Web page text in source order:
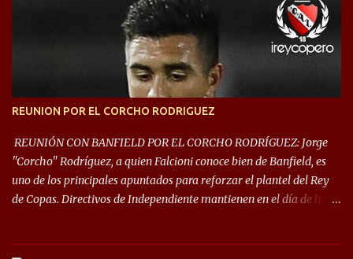
primeros de cada grupo jugarán los 8vos. con los 3ros. mejores de
las fases de grupos de la #CopaLibertadores 2021. ¡Este año hay
noche de Copas Rey! ⚽🇦🇹👑🏆.
REUNION POR EL CORCHO RODRIGUEZ
REUNIÓN CON BANFIELD POR EL CORCHO RODRÍGUEZ: Jorge
"Corcho" Rodríguez, a quien Falcioni conoce bien de Banfield, es
uno de los principales apuntados para reforzar el plantel del Rey
de Copas. Directivos de Independiente mantienen en el día de hoy
préstamo con opción de compra pero, por lo que se sabe, Banfield